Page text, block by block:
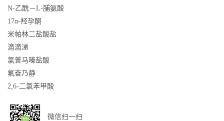
N-乙酰－L-脯氨酸
17α-羟孕酮
米帕林二盐酸盐
滴滴涕
氯普马嗪盐酸
氟奋乃静
2,6-二氯苯甲酸
微信扫一扫